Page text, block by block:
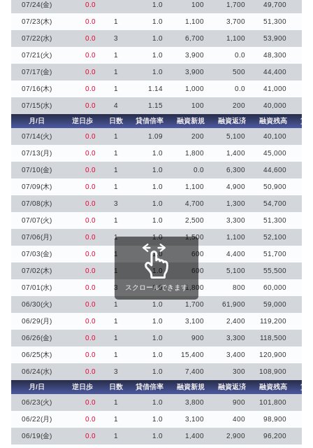
07/24(金) 0.0 1.0 100 1,700 49,700
07/23(木) 0.0 1 1.0 1,100 3,700 51,300
07/22(水) 0.0 3 1.0 6,700 1,100 53,900
07/21(火) 0.0 1 1.0 3,900 0.0 48,300
07/17(金) 0.0 1 1.0 3,900 500 44,400
07/16(木) 0.0 1 1.14 1,000 0.0 41,000
07/15(水) 0.0 4 1.15 100 200
40,000
月/日
逆日歩 日数 貸借倍率 融資新規 融資返済 融資残高
貸
07/14(火)
0.0 1 1.09 200 5,100 40,100
07/13(月) 0.0 1 1.0 1,800 1,400 45,000
07/10(金) 0.0 1 1.0 0.0 6,300 44,600
07/09(木) 0.0 1 1.0 1,100 4,900 50,900
07/08(水) 0.0 3 1.0 4,700 1,300 54,700
07/07(火) 0.0 1 1.0 2,500 3,300 51,300
07/06(月) 0.0 1 1.0 1,500 1,100 52,100
07/03(金) 0.0 1 1.0 600 4,400 51,700
07/02(木) 0.0 1 1.0 600 5,100 55,500
07/01(水) 0.0 3 1.0 1,800 800 60,000
06/30(火) 0.0 1 1.0 1,700 61,900 59,000
06/29(月) 0.0 1 1.0 3,100 2,400 119,200
06/26(金) 0.0 1 1.0 900 3,300 118,500
06/25(木) 0.0 1 1.0 15,400 3,400 120,900
06/24(水) 0.0 3 1.0 7,400 300 108,900
月/日
逆日歩 日数 貸借倍率 融資新規 融資返済 融資残高
貸
06/23(火)
0.0 1 1.0 3,800 900 101,800
06/22(月) 0.0 1 1.0 3,100 400 98,900
06/19(金) 0.0 1 1.0 1,400 2,900 96,200
スクロールできます